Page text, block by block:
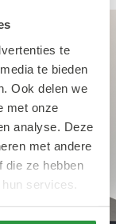
te
te bieden
Ook delen we
met onze
analyse. Deze
met andere
die ze hebben
services.